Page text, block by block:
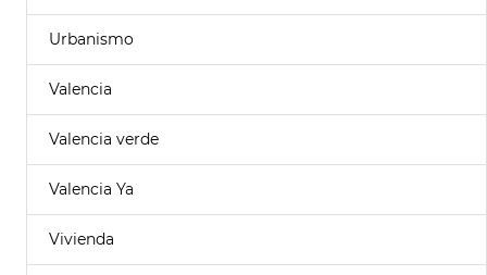
Urbanismo
Valencia
Valencia verde
Valencia Ya
Vivienda